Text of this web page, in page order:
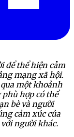
để thể hiện cảm
mạng xã hội.
một khoảnh
hợp có thể
bè và người
cảm xúc của
người khác.